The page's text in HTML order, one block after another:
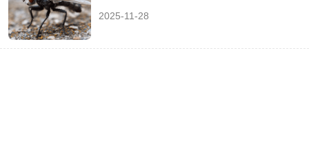
质、使用环境与保养方式，下面详细解析
2025-11-28